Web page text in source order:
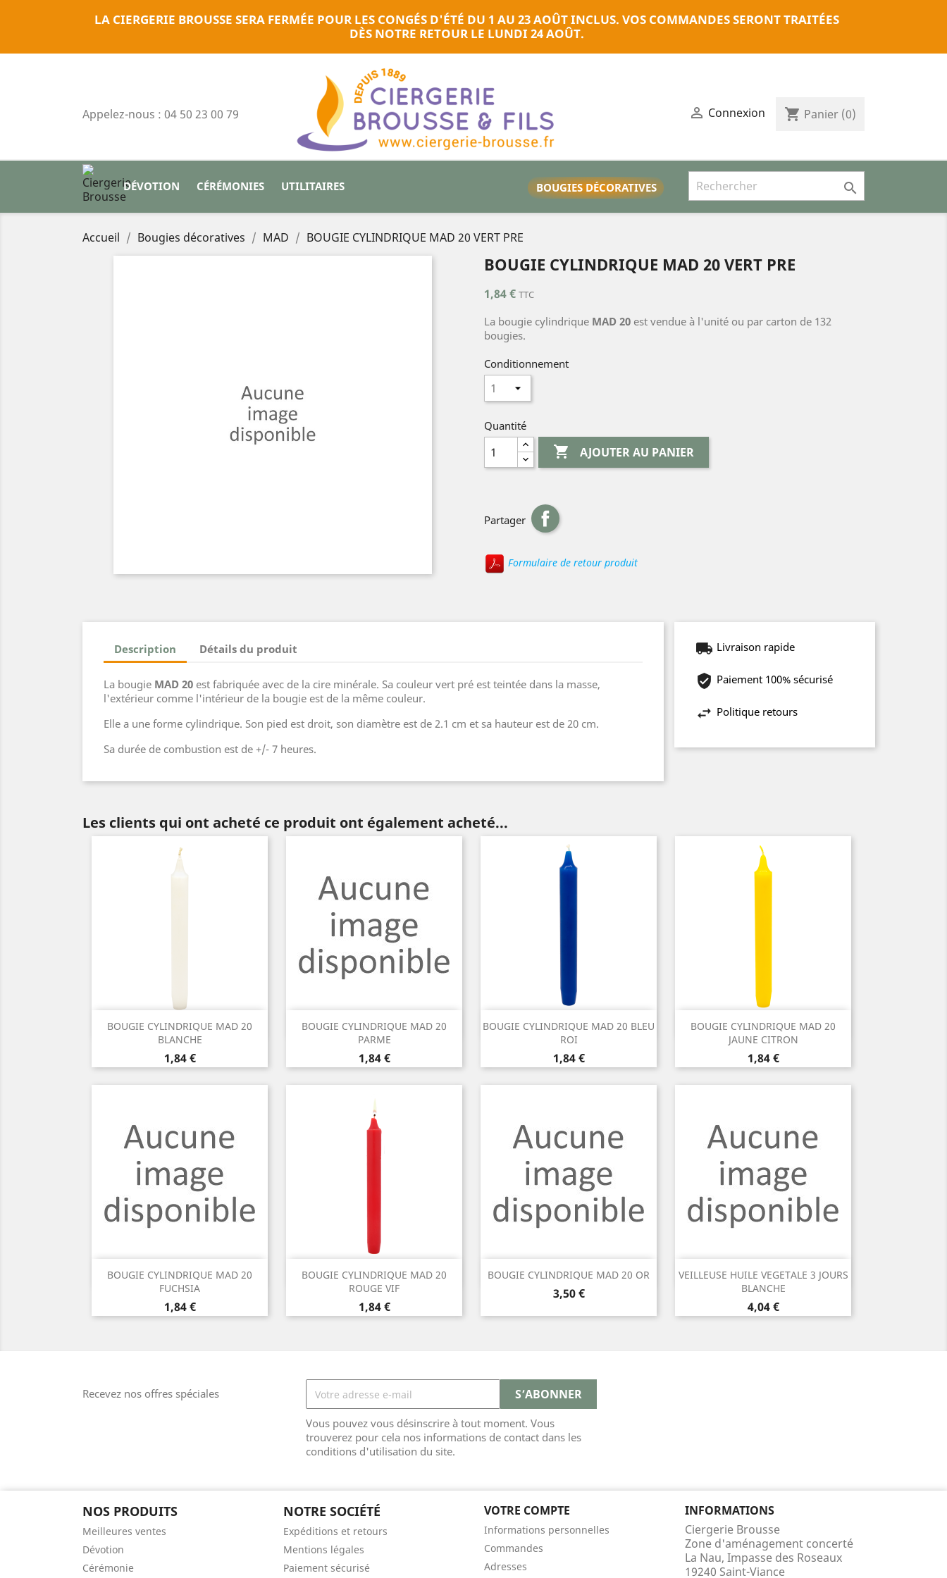
LA CIERGERIE BROUSSE SERA FERMÉE POUR LES CONGÉS D'ÉTÉ DU 1 AU 23 AOÛT INCLUS. VOS COMMANDES SERONT TRAITÉES
DÈS NOTRE RETOUR LE LUNDI 24 AOÛT.
Appelez-nous : 04 50 23 00 79  Connexion shopping_cart Panier (0)
DÉVOTION CÉRÉMONIES UTILITAIRES BOUGIES DÉCORATIVES 
Accueil Bougies décoratives MAD BOUGIE CYLINDRIQUE MAD 20 VERT PRE
BOUGIE CYLINDRIQUE MAD 20 VERT PRE
1,84 € TTC
La bougie cylindrique MAD 20 est vendue à l'unité ou par carton de 132
bougies.
Conditionnement
Quantité
 AJOUTER AU PANIER
Partager
Formulaire de retour produit
Description Détails du produit
La bougie MAD 20 est fabriquée avec de la cire minérale. Sa couleur vert pré est teintée dans la masse,
l'extérieur comme l'intérieur de la bougie est de la même couleur.
Elle a une forme cylindrique. Son pied est droit, son diamètre est de 2.1 cm et sa hauteur est de 20 cm.
Sa durée de combustion est de +/- 7 heures.
Livraison rapide
Paiement 100% sécurisé
Politique retours
Les clients qui ont acheté ce produit ont également acheté...
BOUGIE CYLINDRIQUE MAD 20
BLANCHE
Prix
1,84 €
Aperçu rapide
BOUGIE CYLINDRIQUE MAD 20
PARME
Prix
1,84 €
Aperçu rapide
BOUGIE CYLINDRIQUE MAD 20 BLEU
ROI
Prix
1,84 €
Aperçu rapide
BOUGIE CYLINDRIQUE MAD 20
JAUNE CITRON
Prix
1,84 €
Aperçu rapide
BOUGIE CYLINDRIQUE MAD 20
FUCHSIA
Prix
1,84 €
Aperçu rapide
BOUGIE CYLINDRIQUE MAD 20
ROUGE VIF
Prix
1,84 €
Aperçu rapide BOUGIE CYLINDRIQUE MAD 20 OR
Prix
3,50 €
Aperçu rapide
VEILLEUSE HUILE VEGETALE 3 JOURS
BLANCHE
Prix
4,04 €
Aperçu rapide
Recevez nos offres spéciales
Vous pouvez vous désinscrire à tout moment. Vous
trouverez pour cela nos informations de contact dans les
conditions d'utilisation du site.
NOS PRODUITS
Meilleures ventes
Dévotion
Cérémonie
NOTRE SOCIÉTÉ
Expéditions et retours
Mentions légales
Paiement sécurisé
VOTRE COMPTE
Informations personnelles
Commandes
Adresses
INFORMATIONS
Ciergerie Brousse
Zone d'aménagement concerté
La Nau, Impasse des Roseaux
19240 Saint-Viance